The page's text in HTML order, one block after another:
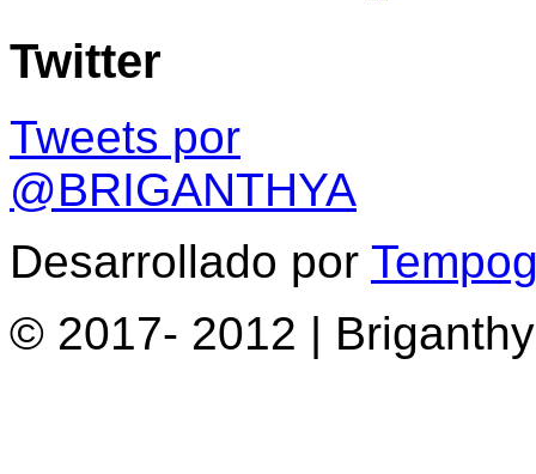
Twitter
Tweets por
@BRIGANTHYA
Desarrollado por
© 2017- 2012 |